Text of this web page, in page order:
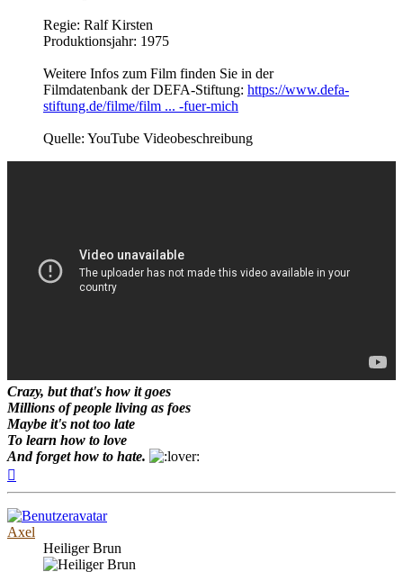
Regie: Ralf Kirsten
Produktionsjahr: 1975
Weitere Infos zum Film finden Sie in der
Filmdatenbank der DEFA-Stiftung: https://www.defa-
stiftung.de/filme/film ... -fuer-mich
Quelle: YouTube Videobeschreibung
Crazy, but that's how it goes
Millions of people living as foes
Maybe it's not too late
To learn how to love
And forget how to hate.
oben
Axel
Heiliger Brun